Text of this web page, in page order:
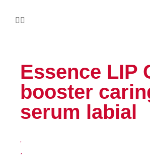
Essence LIP
booster
serum labial